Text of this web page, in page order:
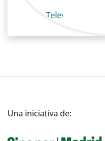
Televisión /
Una iniciativa de: